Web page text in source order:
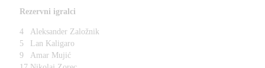
Rezervni igralci
4
Aleksander Založnik
5
Lan Kaligaro
9
Amar Mujić